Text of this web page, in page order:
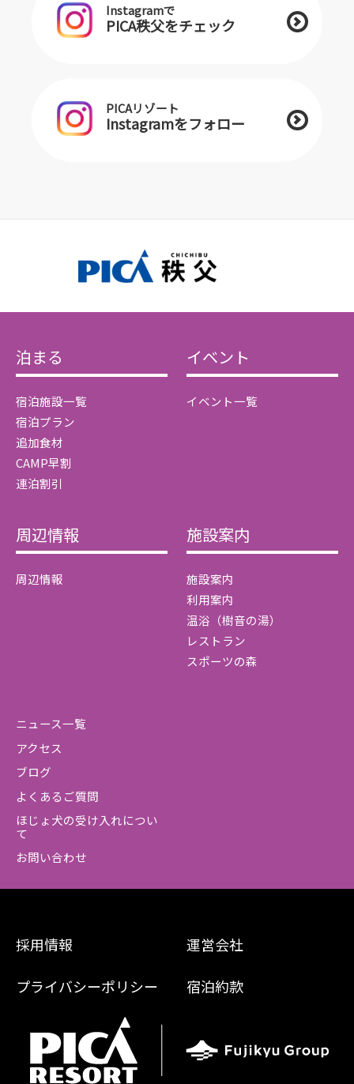
Instagramで
PICA秩父をチェック
PICAリゾート
Instagramをフォロー
泊まる
宿泊施設一覧
宿泊プラン
追加食材
CAMP早割
連泊割引
イベント
イベント一覧
周辺情報
周辺情報
施設案内
施設案内
利用案内
温浴（樹音の湯）
レストラン
スポーツの森
ニュース一覧
アクセス
ブログ
よくあるご質問
ほじょ犬の受け入れについ
て
お問い合わせ
採用情報 運営会社
プライバシーポリシー 宿泊約款